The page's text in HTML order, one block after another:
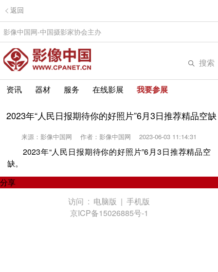
返回
影像中国网-中国摄影家协会主办
搜索
资讯 器材 服务 在线影展 我要参展
2023年“人民日报期待你的好照片”6月3日推荐精品空缺
来源：影像中国网 作者：影像中国网 2023-06-03 11:14:31
2023年“人民日报期待你的好照片”6月3日推荐精品空
缺。
分享
访问 : 电脑版 | 手机版
京ICP备15026885号-1